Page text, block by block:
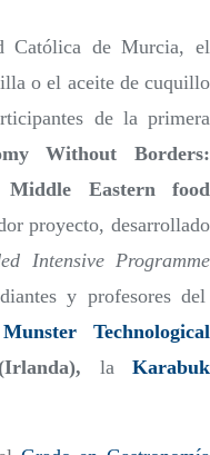
Católica de Murcia, el
o el aceite de cuquillo
de la primera
Without Borders:
Eastern food
proyecto, desarrollado
Intensive Programme
y profesores del
Munster Technological
laKarabuk